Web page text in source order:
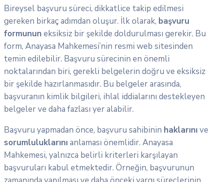
Bireysel başvuru süreci, dikkatlice takip edilmesi
gereken birkaç adımdan oluşur. İlk olarak, başvuru
formunun eksiksiz bir şekilde doldurulması gerekir. Bu
form, Anayasa Mahkemesi’nin resmi web sitesinden
temin edilebilir. Başvuru sürecinin en önemli
noktalarından biri, gerekli belgelerin doğru ve eksiksiz
bir şekilde hazırlanmasıdır. Bu belgeler arasında,
başvuranın kimlik bilgileri, ihlal iddialarını destekleyen
belgeler ve daha fazlası yer alabilir.
Başvuru yapmadan önce, başvuru sahibinin haklarını ve
sorumluluklarını anlaması önemlidir. Anayasa
Mahkemesi, yalnızca belirli kriterleri karşılayan
başvuruları kabul etmektedir. Örneğin, başvurunun